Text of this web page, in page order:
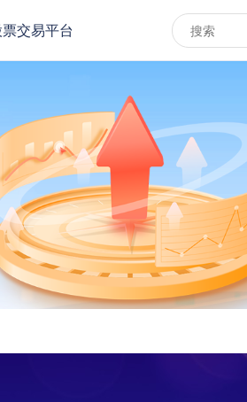
交易平台